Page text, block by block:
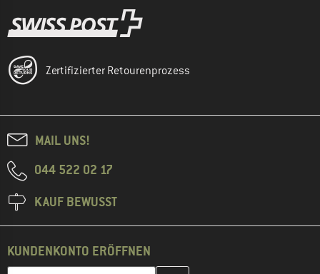
Zertifizierter Retourenprozess
MAIL UNS!
044 522 02 17
KAUF BEWUSST
KUNDENKONTO ERÖFFNEN